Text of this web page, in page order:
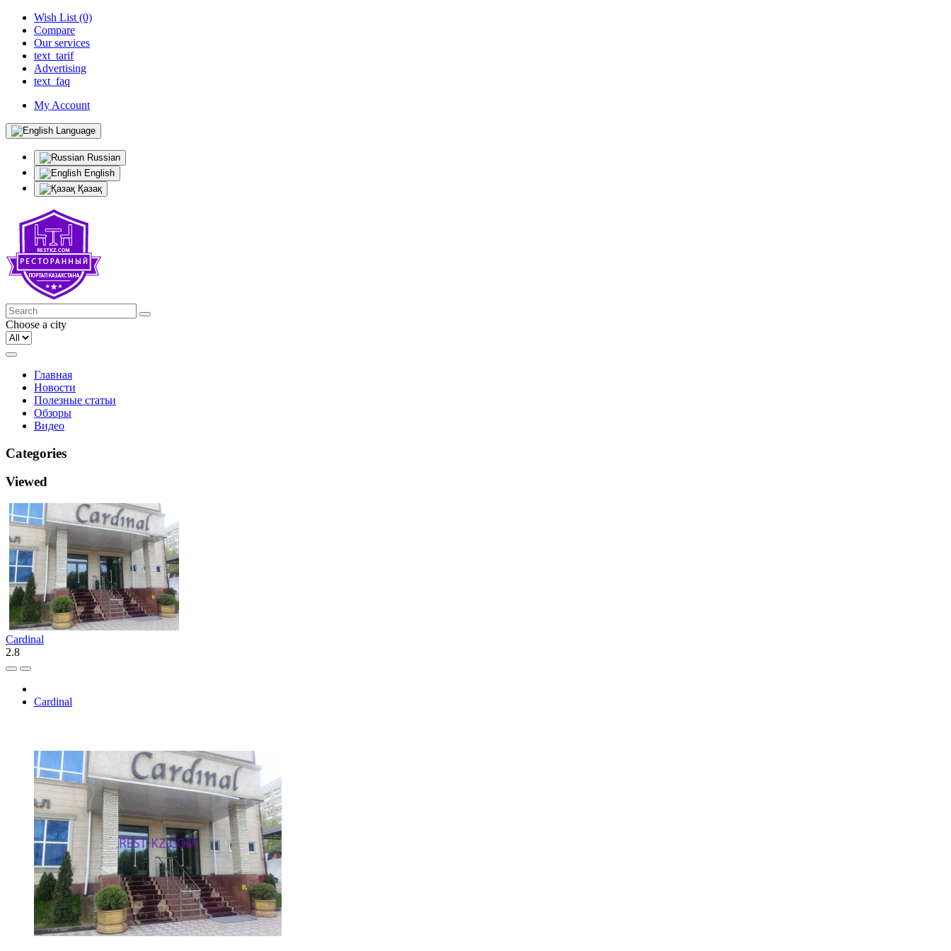
Wish List (0)
Compare
Our services
text_tarif
Advertising
text_faq
My Account
Language
Russian
English
Қазақ
Choose a city
Главная
Новости
Полезные статьи
Обзоры
Видео
Categories
Viewed
Cardinal
2.8
Cardinal